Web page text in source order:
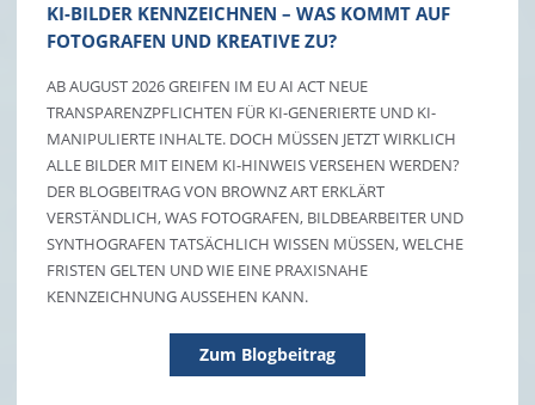
KI-BILDER KENNZEICHNEN – WAS KOMMT AUF
FOTOGRAFEN UND KREATIVE ZU?
AB AUGUST 2026 GREIFEN IM EU AI ACT NEUE
TRANSPARENZPFLICHTEN FÜR KI-GENERIERTE UND KI-
MANIPULIERTE INHALTE. DOCH MÜSSEN JETZT WIRKLICH
ALLE BILDER MIT EINEM KI-HINWEIS VERSEHEN WERDEN?
DER BLOGBEITRAG VON BROWNZ ART ERKLÄRT
VERSTÄNDLICH, WAS FOTOGRAFEN, BILDBEARBEITER UND
SYNTHOGRAFEN TATSÄCHLICH WISSEN MÜSSEN, WELCHE
FRISTEN GELTEN UND WIE EINE PRAXISNAHE
KENNZEICHNUNG AUSSEHEN KANN.
Zum Blogbeitrag